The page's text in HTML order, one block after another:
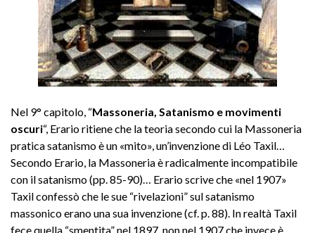
Nel 9° capitolo, “Massoneria, Satanismo e movimenti
oscuri“, Erario ritiene che la teoria secondo cui la Massoneria
pratica satanismo è un «mito», un’invenzione di Léo Taxil…
Secondo Erario, la Massoneria è radicalmente incompatibile
con il satanismo (pp. 85-90)… Erario scrive che «nel 1907»
Taxil confessò che le sue “rivelazioni” sul satanismo
massonico erano una sua invenzione (cf. p. 88). In realtà Taxil
fece quella “smentita” nel 1897, non nel 1907 che invece è